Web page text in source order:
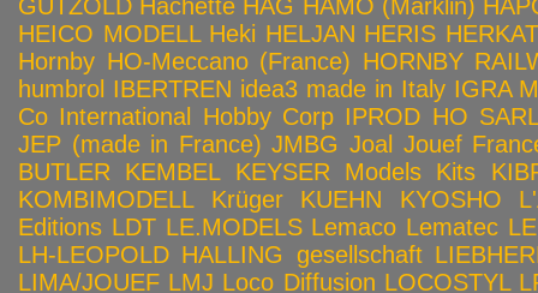
GÜTZOLD Hachette HAG HAMO (Märklin)
HEICO MODELL Heki HELJAN HERIS HERKAT
Hornby HO-Meccano (France) HORNBY
humbrol IBERTREN idea3 made in Italy IGRA
Co International Hobby Corp IPROD HO
JEP (made in France) JMBG Joal Jouef
BUTLER
KEMBEL KEYSER Models Kits
KOMBIMODELL
Krüger KUEHN KYOSHO
Editions LDT LE.MODELS Lemaco Lematec
LH-LEOPOLD HALLING gesellschaft
LIMA/JOUEF LMJ Loco Diffusion LOCOSTYL